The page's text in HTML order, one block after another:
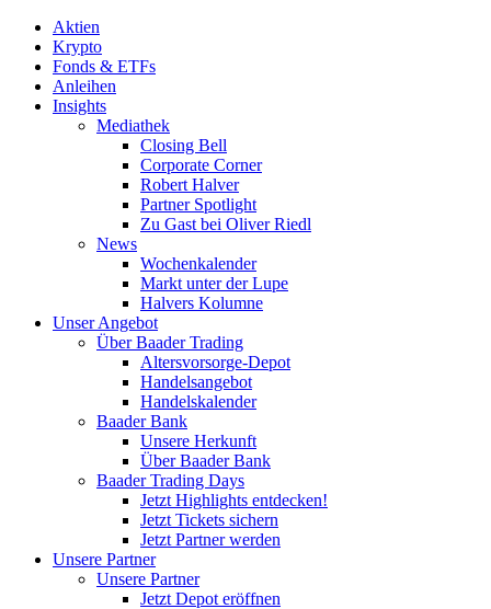
Aktien
Krypto
Fonds & ETFs
Anleihen
Insights
Mediathek
Closing Bell
Corporate Corner
Robert Halver
Partner Spotlight
Zu Gast bei Oliver Riedl
News
Wochenkalender
Markt unter der Lupe
Halvers Kolumne
Unser Angebot
Über Baader Trading
Altersvorsorge-Depot
Handelsangebot
Handelskalender
Baader Bank
Unsere Herkunft
Über Baader Bank
Baader Trading Days
Jetzt Highlights entdecken!
Jetzt Tickets sichern
Jetzt Partner werden
Unsere Partner
Unsere Partner
Jetzt Depot eröffnen